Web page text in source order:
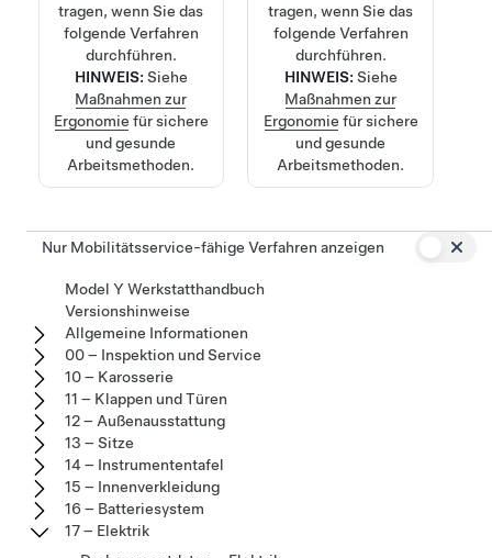
tragen, wenn Sie das
folgende Verfahren
durchführen.
HINWEIS: Siehe
Maßnahmen zur
Ergonomie für sichere
und gesunde
Arbeitsmethoden.
tragen, wenn Sie das
folgende Verfahren
durchführen.
HINWEIS: Siehe
Maßnahmen zur
Ergonomie für sichere
und gesunde
Arbeitsmethoden.
Nur Mobilitätsservice-fähige Verfahren anzeigen
Model Y Werkstatthandbuch
Versionshinweise
Allgemeine Informationen
00 – Inspektion und Service
10 – Karosserie
11 – Klappen und Türen
12 – Außenausstattung
13 – Sitze
14 – Instrumententafel
15 – Innenverkleidung
16 – Batteriesystem
17 – Elektrik